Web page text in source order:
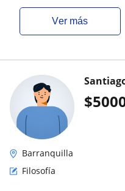
ver más
$
Barranquilla
Filosofía